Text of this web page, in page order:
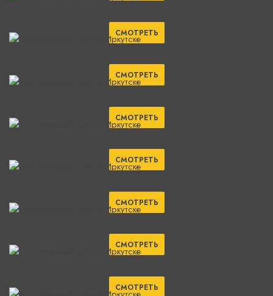
СМОТРЕТЬ
СМОТРЕТЬ
СМОТРЕТЬ
СМОТРЕТЬ
СМОТРЕТЬ
СМОТРЕТЬ
СМОТРЕТЬ